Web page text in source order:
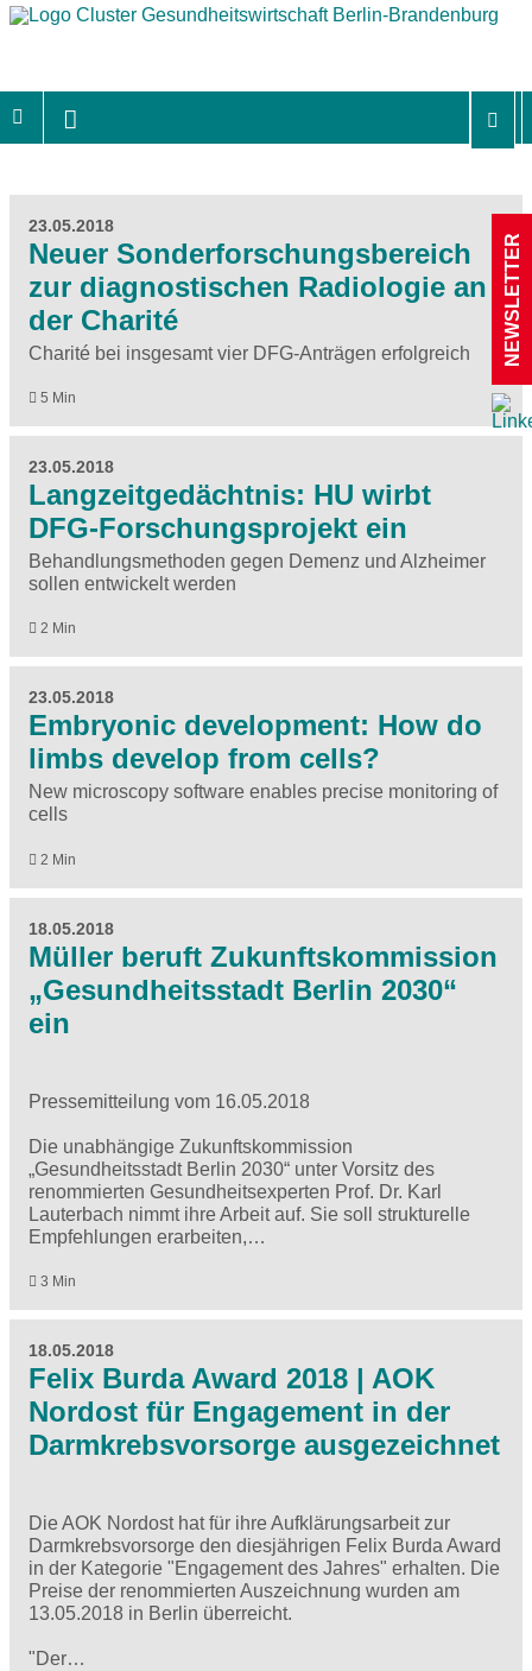
23.05.2018
Neuer Sonderforschungsbereich
zur diagnostischen Radiologie an
der Charité
Charité bei insgesamt vier DFG-Anträgen erfolgreich
5 Min
23.05.2018
Langzeitgedächtnis: HU wirbt
DFG-Forschungsprojekt ein
Behandlungsmethoden gegen Demenz und Alzheimer
sollen entwickelt werden
2 Min
23.05.2018
Embryonic development: How do
limbs develop from cells?
New microscopy software enables precise monitoring of
cells
2 Min
18.05.2018
Müller beruft Zukunftskommission
„Gesundheitsstadt Berlin 2030“
ein
Pressemitteilung vom 16.05.2018
Die unabhängige Zukunftskommission
„Gesundheitsstadt Berlin 2030“ unter Vorsitz des
renommierten Gesundheitsexperten Prof. Dr. Karl
Lauterbach nimmt ihre Arbeit auf. Sie soll strukturelle
Empfehlungen erarbeiten,…
3 Min
18.05.2018
Felix Burda Award 2018 | AOK
Nordost für Engagement in der
Darmkrebsvorsorge ausgezeichnet
Die AOK Nordost hat für ihre Aufklärungsarbeit zur
Darmkrebsvorsorge den diesjährigen Felix Burda Award
in der Kategorie "Engagement des Jahres" erhalten. Die
Preise der renommierten Auszeichnung wurden am
13.05.2018 in Berlin überreicht.
"Der…
NEWSLETTER